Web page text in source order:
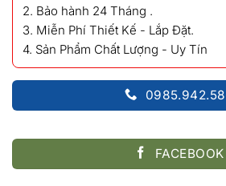
2. Bảo hành 24 Tháng .
3. Miễn Phí Thiết Kế - Lắp Đặt.
4. Sản Phẩm Chất Lượng - Uy Tín
FACEBOOK